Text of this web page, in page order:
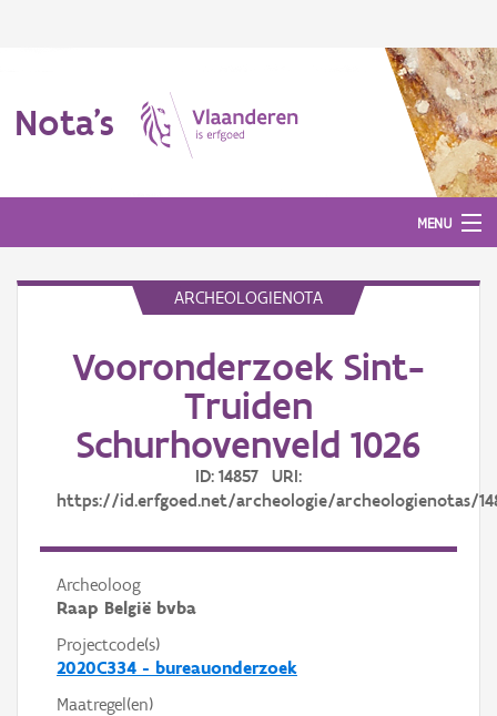
Nota's
MENU
Aanmelden
ARCHEOLOGIENOTA
Vooronderzoek Sint-
Truiden
Schurhovenveld 1026
ID: 14857 URI:
https://id.erfgoed.net/archeologie/archeologienotas/
Archeoloog
Raap België bvba
Projectcode(s)
2020C334 - bureauonderzoek
Maatregel(en)